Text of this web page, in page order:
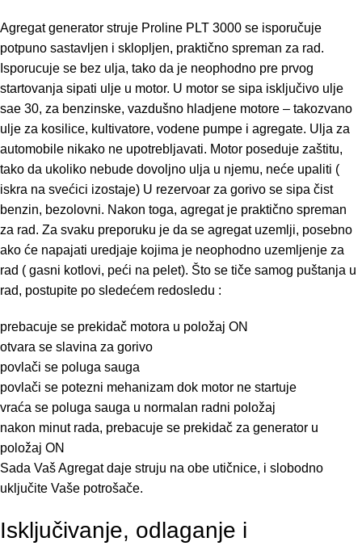
Agregat generator struje Proline PLT 3000 se isporučuje
potpuno sastavljen i sklopljen, praktično spreman za rad.
Isporucuje se bez ulja, tako da je neophodno pre prvog
startovanja sipati ulje u motor. U motor se sipa isključivo ulje
sae 30, za benzinske, vazdušno hladjene motore – takozvano
ulje za kosilice, kultivatore, vodene pumpe i agregate. Ulja za
automobile nikako ne upotrebljavati. Motor poseduje zaštitu,
tako da ukoliko nebude dovoljno ulja u njemu, neće upaliti (
iskra na svećici izostaje) U rezervoar za gorivo se sipa čist
benzin, bezolovni. Nakon toga, agregat je praktično spreman
za rad. Za svaku preporuku je da se agregat uzemlji, posebno
ako će napajati uredjaje kojima je neophodno uzemljenje za
rad ( gasni kotlovi, peći na pelet). Što se tiče samog puštanja u
rad, postupite po sledećem redosledu :
prebacuje se prekidač motora u položaj ON
otvara se slavina za gorivo
povlači se poluga sauga
povlači se potezni mehanizam dok motor ne startuje
vraća se poluga sauga u normalan radni položaj
nakon minut rada, prebacuje se prekidač za generator u
položaj ON
Sada Vaš Agregat daje struju na obe utičnice, i slobodno
uključite Vaše potrošače.
Isključivanje, odlaganje i